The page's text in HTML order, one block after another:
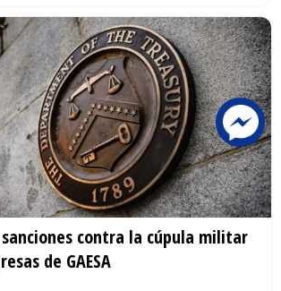
sanciones contra la cúpula militar
de GAESA